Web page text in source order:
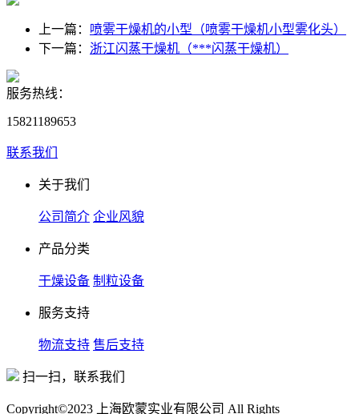
上一篇： 喷雾干燥机的小型（喷雾干燥机小型雾化头）
下一篇： 浙江闪蒸干燥机（***闪蒸干燥机）
服务热线：
15821189653
联系我们
关于我们
公司简介 企业风貌
产品分类
干燥设备 制粒设备
服务支持
物流支持 售后支持
扫一扫，联系我们
Copyright©2023 上海欧蒙实业有限公司 All Rights